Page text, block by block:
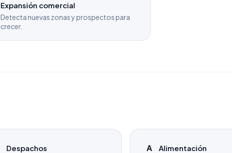
Expansión comercial
Detecta nuevas zonas y prospectos para
crecer.
Despachos A Alimentación